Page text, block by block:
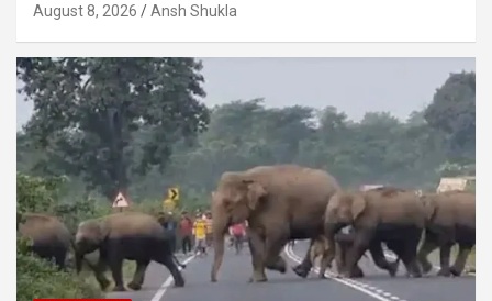
August 8, 2026 Ansh Shukla